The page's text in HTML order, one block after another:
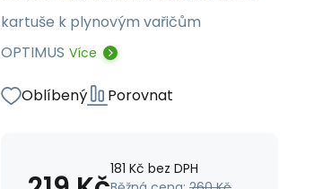
kartuše k plynovým vařičům
OPTIMUS Více
Oblíbený Porovnat
181 Kč bez DPH